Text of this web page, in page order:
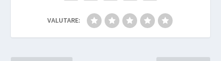
VALUTARE: